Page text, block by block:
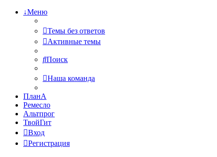
↓Меню
Темы без ответов
Активные темы
Поиск
Наша команда
ПланА
Ремесло
Альтпрог
ТвойГит
Вход
Регистрация